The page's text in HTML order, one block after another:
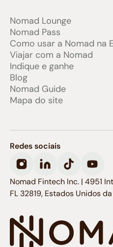
Nomad Lounge
Nomad Pass
Como usar a Nomad na
Viajar com a Nomad
Indique e ganhe
Blog
Nomad Guide
Mapa do site
Redes sociais
Nomad Fintech Inc. | 4951
FL 32819, Estados Unidos